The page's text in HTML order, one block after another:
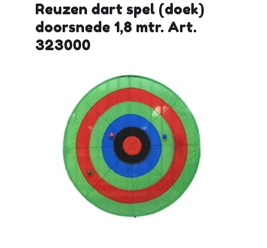
Reuzen dart spel (doek)
doorsnede 1,8 mtr. Art.
323000